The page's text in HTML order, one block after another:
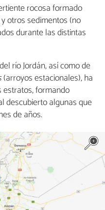
rocosa formado
otros sedimentos (no
durante las distintas
río Jordán, así como de
(arroyos estacionales), ha
formando
descubierto algunas que
de años.